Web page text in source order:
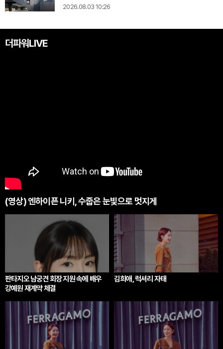
2026.08.03 10:26
더파워LIVE
(영상) 엔하이픈 니키, 수줍은 눈빛으로 멋지게
판타지오 남궁견 회장 지원 속에 배우
강예원 재계약 체결
김희애, 럭셔리 자태